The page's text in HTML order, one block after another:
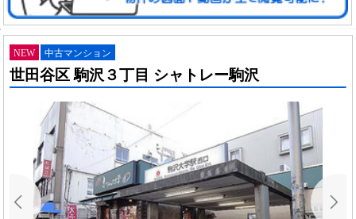
NEW 中古マンション
世田谷区 駒沢３丁目 シャトレー駒沢